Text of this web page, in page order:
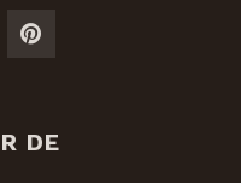
DE